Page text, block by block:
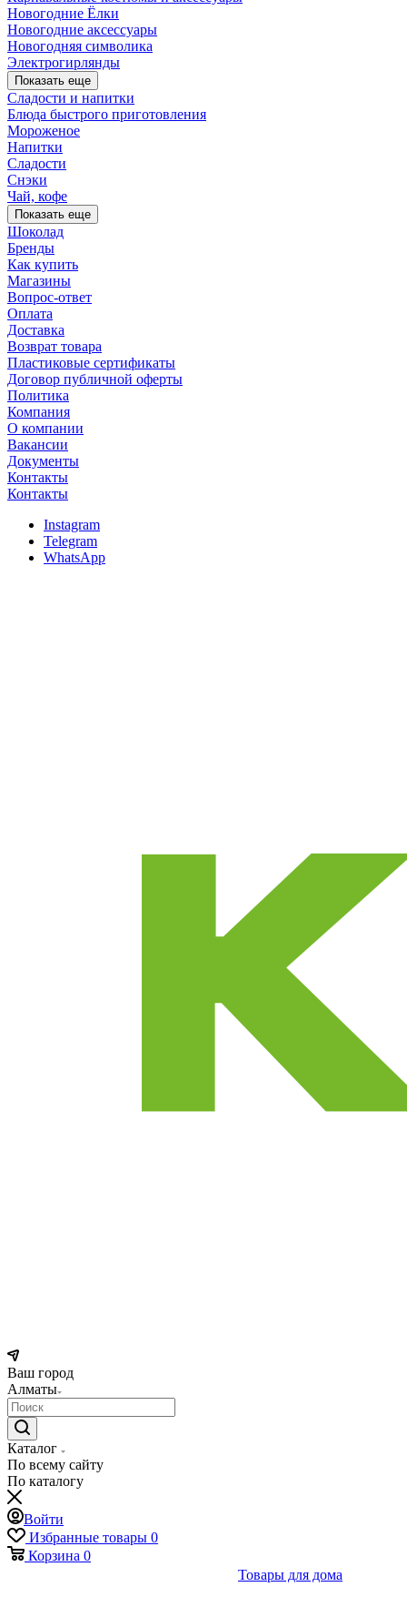
Новогодние Ёлки
Новогодние аксессуары
Новогодняя символика
Электрогирлянды
Показать еще
Сладости и напитки
Блюда быстрого приготовления
Мороженое
Напитки
Сладости
Снэки
Чай, кофе
Показать еще
Шоколад
Бренды
Как купить
Магазины
Вопрос-ответ
Оплата
Доставка
Возврат товара
Пластиковые сертификаты
Договор публичной оферты
Политика
Компания
О компании
Вакансии
Документы
Контакты
Контакты
Instagram
Telegram
WhatsApp
Ваш город
Алматы
Каталог
По всему сайту
По каталогу
Войти
Избранные товары 0
Корзина 0
Товары для дома